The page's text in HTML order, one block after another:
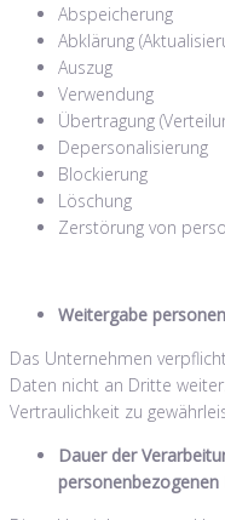
Abspeicherung
Abklärung
Auszug
Verwendung
Übertragung
Depersonalisierung
Blockierung
Löschung
Zerstörung von
Weitergabe
Das Unternehmen
Daten nicht an Dritte
Vertraulichkeit zu
Dauer der
personenbezogenen